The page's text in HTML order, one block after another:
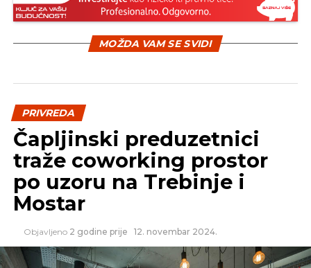
MOŽDA VAM SE SVIDI
PRIVREDA
Čapljinski preduzetnici
traže coworking prostor
po uzoru na Trebinje i
Mostar
Objavljeno 2 godine prije 12. novembar 2024.